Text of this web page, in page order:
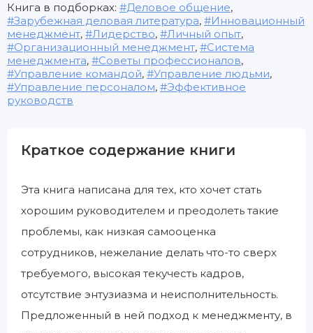
Книга в подборках: Деловое общение,
Зарубежная деловая литература,
Инновационный
менеджмент, Лидерство, Личный опыт,
Организационный менеджмент,
Система
менеджмента, Советы профессионалов,
Управление командой, Управление людьми,
Управление персоналом,
Эффективное
руководств
Краткое содержание книги
Эта книга написана для тех, кто хочет стать
хорошим руководителем и преодолеть такие
проблемы, как низкая самооценка
сотрудников, нежелание делать что-то сверх
требуемого, высокая текучесть кадров,
отсутствие энтузиазма и неисполнительность.
Предложенный в ней подход к менеджменту, в